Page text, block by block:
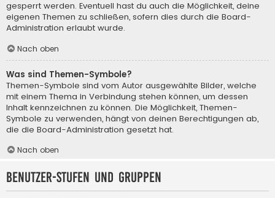
gesperrt werden. Eventuell hast du auch die Möglichkeit, deine
eigenen Themen zu schließen, sofern dies durch die Board-
Administration erlaubt wurde.
Nach oben
Was sind Themen-Symbole?
Themen-Symbole sind vom Autor ausgewählte Bilder, welche
mit einem Thema in Verbindung stehen können, um dessen
Inhalt kennzeichnen zu können. Die Möglichkeit, Themen-
Symbole zu verwenden, hängt von deinen Berechtigungen ab,
die die Board-Administration gesetzt hat.
Nach oben
Benutzer-Stufen und Gruppen